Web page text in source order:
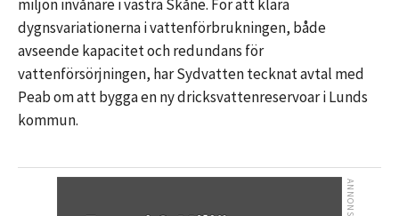
miljon invånare i västra Skåne. För att klara
dygnsvariationerna i vattenförbrukningen, både
avseende kapacitet och redundans för
vattenförsörjningen, har Sydvatten tecknat avtal med
Peab om att bygga en ny dricksvattenreservoar i Lunds
kommun.